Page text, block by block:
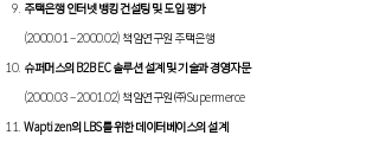
주택은행 인터넷 뱅킹 컨설팅 및 도입 평가
(2000.01 – 2000.02) 책임연구원 주택은행
슈퍼머스의 B2B EC 솔루션 설계 및 기술과 경영자문
(2000.03 – 2001.02) 책임연구원 ㈜Supermerce
Waptizen의 LBS를 위한 데이터베이스의 설계